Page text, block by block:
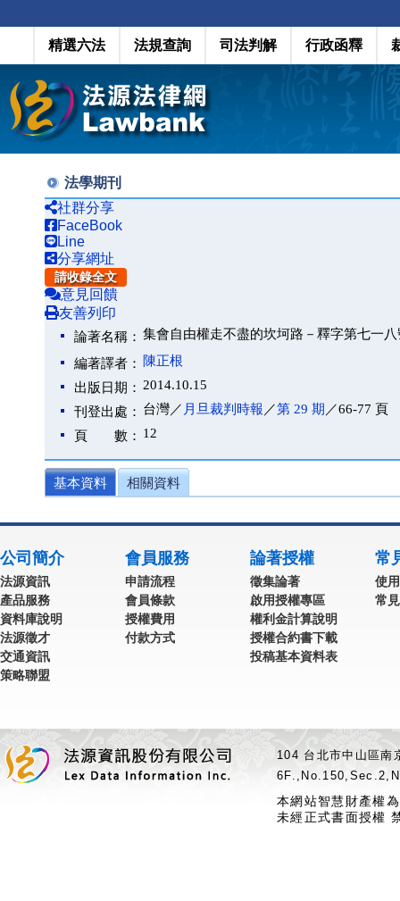
精選六法 法規查詢 司法判解 行政函釋
法學期刊
社群分享
FaceBook
Line
分享網址
請收錄全文
意見回饋
友善列印
論著名稱： 集會自由權走不盡的坎坷路－釋字第七一八
編著譯者：
陳正根
出版日期： 2014.10.15
刊登出處： 台灣／ 月旦裁判時報 ／第 29 期 ／66-77 頁
頁 數： 12
基本資料 相關資料
公司簡介
法源資訊
產品服務
資料庫說明
法源徵才
交通資訊
策略聯盟
會員服務
申請流程
會員條款
授權費用
付款方式
論著授權
徵集論著
啟用授權專區
權利金計算說明
授權合約書下載
投稿基本資料表
常
使
常
104 台北市中山區
本網站智慧財產權
未經正式書面授權